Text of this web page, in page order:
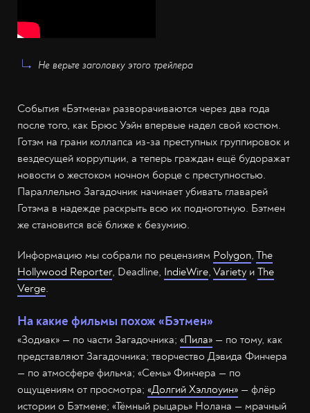
Не верьте заголовку этого трейлера
События «Бэтмена» разворачиваются через два года
после того, как Брюс Уэйн впервые надел свой костюм.
Готэм на грани коллапса из-за преступных группировок и
вездесущей коррупции, а теперь граждан ещё будоражат
новости о жестоком ночном борце с преступностью.
Параллельно Загадочник начинает убивать главарей
Готэма в надежде раскрыть всю их подноготную. Бэтмен
же становится всё ближе к безумию.
Информацию мы собрали по рецензиям Polygon, The
Hollywood Reporter, Deadline, IndieWire, Variety и The
Verge.
На какие фильмы похож «Бэтмен»
«Зодиак» — по части Загадочника; «Пила» — по тому, как
представляют Загадочника; творчество Дэвида Финчера
— по атмосфере фильма; «Семь» Финчера — по
ощущениям от просмотра; «Долгий Хэллоуин» — флёр
истории о Бэтмене; «Тёмный рыцарь» Нолана — мрачный